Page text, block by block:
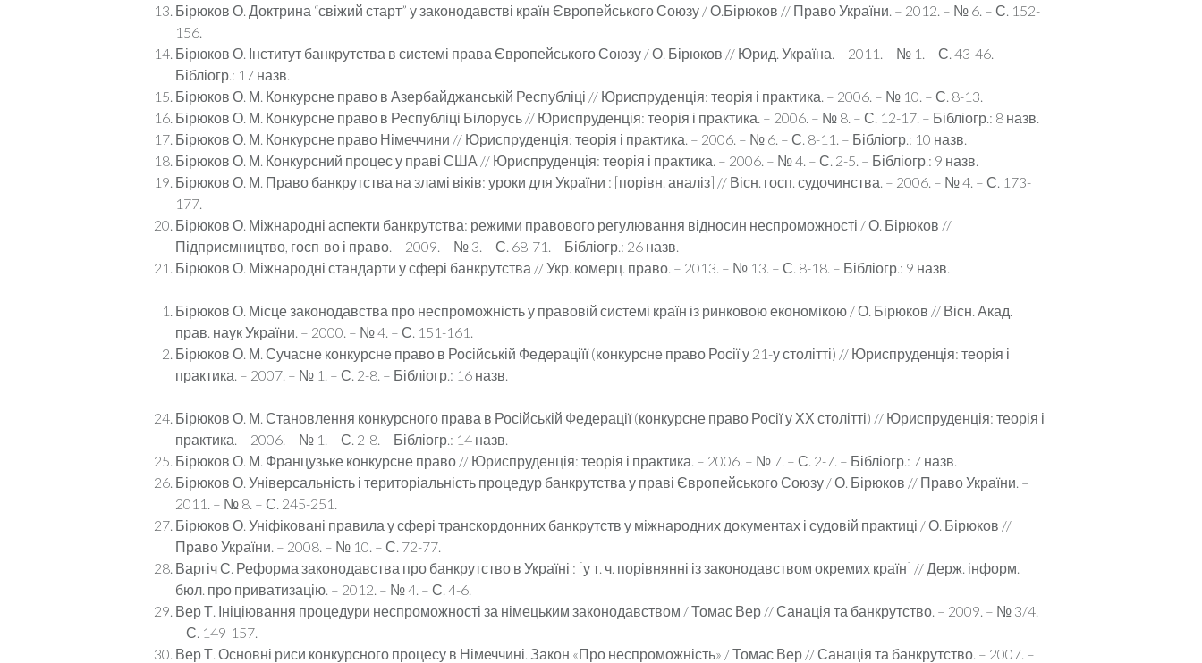
Бірюков О. Доктрина “свіжий старт” у законодавстві країн Європейського Союзу / О.Бірюков // Право України. – 2012. – № 6. – С. 152-
156.
Бірюков О. Інститут банкрутства в системі права Європейського Союзу / О. Бірюков // Юрид. Україна. – 2011. – № 1. – С. 43-46. –
Бібліогр.: 17 назв.
Бірюков О. М. Конкурсне право в Азербайджанській Республіці // Юриспруденція: теорія і практика. – 2006. – № 10. – С. 8-13.
Бірюков О. М. Конкурсне право в Республіці Білорусь // Юриспруденція: теорія і практика. – 2006. – № 8. – С. 12-17. – Бібліогр.: 8 назв.
Бірюков О. М. Конкурсне право Німеччини // Юриспруденція: теорія і практика. – 2006. – № 6. – С. 8-11. – Бібліогр.: 10 назв.
Бірюков О. М. Конкурсний процес у праві США // Юриспруденція: теорія і практика. – 2006. – № 4. – С. 2-5. – Бібліогр.: 9 назв.
Бірюков О. М. Право банкрутства на зламі віків: уроки для України : [порівн. аналіз] // Вісн. госп. судочинства. – 2006. – № 4. – С. 173-
177.
Бірюков О. Міжнародні аспекти банкрутства: режими правового регулювання відносин неспроможності / О. Бірюков //
Підприємництво, госп-во і право. – 2009. – № 3. – С. 68-71. – Бібліогр.: 26 назв.
Бірюков О. Міжнародні стандарти у сфері банкрутства // Укр. комерц. право. – 2013. – № 13. – С. 8-18. – Бібліогр.: 9 назв.
Бірюков О. Місце законодавства про неспроможність у правовій системі країн із ринковою економікою / О. Бірюков // Вісн. Акад.
прав. наук України. – 2000. – № 4. – С. 151-161.
Бірюков О. М. Сучасне конкурсне право в Російській Федераціїї (конкурсне право Росії у 21-у столітті) // Юриспруденція: теорія і
практика. – 2007. – № 1. – С. 2-8. – Бібліогр.: 16 назв.
Бірюков О. М. Становлення конкурсного права в Російській Федерації (конкурсне право Росії у ХХ столітті) // Юриспруденція: теорія і
практика. – 2006. – № 1. – С. 2-8. – Бібліогр.: 14 назв.
Бірюков О. М. Французьке конкурсне право // Юриспруденція: теорія і практика. – 2006. – № 7. – С. 2-7. – Бібліогр.: 7 назв.
Бірюков О. Універсальність і територіальність процедур банкрутства у праві Європейського Союзу / О. Бірюков // Право України. –
2011. – № 8. – С. 245-251.
Бірюков О. Уніфіковані правила у сфері транскордонних банкрутств у міжнародних документах і судовій практиці / О. Бірюков //
Право України. – 2008. – № 10. – С. 72-77.
Варгіч С. Реформа законодавства про банкрутство в Україні : [у т. ч. порівнянні із законодавством окремих країн] // Держ. інформ.
бюл. про приватизацію. – 2012. – № 4. – С. 4-6.
Вер Т. Ініціювання процедури неспроможності за німецьким законодавством / Томас Вер // Санація та банкрутство. – 2009. – № 3/4.
– С. 149-157.
Вер Т. Основні риси конкурсного процесу в Німеччині. Закон «Про неспроможність» / Томас Вер // Санація та банкрутство. – 2007. –